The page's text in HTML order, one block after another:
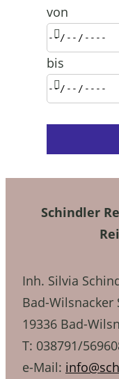
von
bis
Schindler
Inh. Silvia
Bad-Wilsnacker
19336 Bad-
T: 038791/
e-Mail: